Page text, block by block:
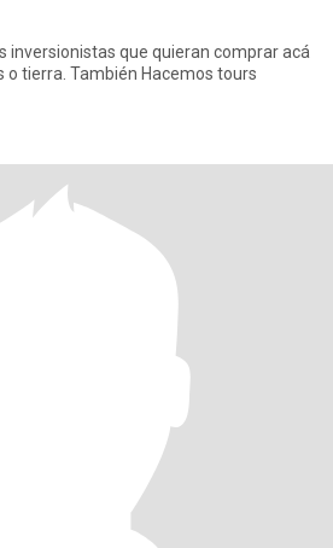
inversionistas que quieran comprar acá
o tierra. También Hacemos tours